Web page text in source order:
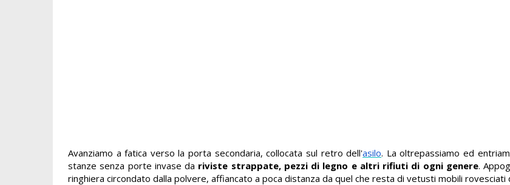
Avanziamo a fatica verso la porta secondaria, collocata sul retro dell'asilo. La oltrepassiamo ed
stanze senza porte invase da riviste strappate, pezzi di legno e altri rifiuti di ogni genere.
ringhiera circondato dalla polvere, affiancato a poca distanza da quel che resta di vetusti mobili